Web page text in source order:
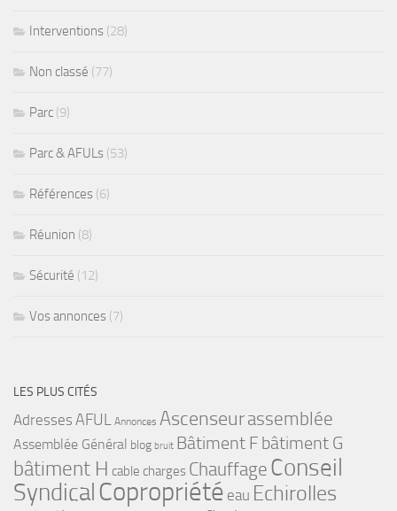
Interventions (28)
Non classé (77)
Parc (9)
Parc & AFULs (53)
Références (6)
Réunion (8)
Sécurité (12)
Vos annonces (7)
LES PLUS CITÉS
Adresses AFUL Annonces Ascenseurassemblée
Assemblée Général blog bruit Bâtiment F bâtiment G
bâtiment H cable charges Chauffage Conseil
Syndical Copropriété eau Echirolles